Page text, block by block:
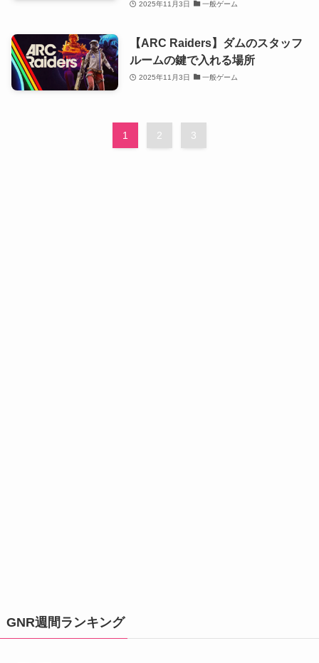
2025年11月3日 一般ゲーム
【ARC Raiders】ダムのスタッフ
ルームの鍵で入れる場所
2025年11月3日 一般ゲーム
1 2 3
GNR週間ランキング